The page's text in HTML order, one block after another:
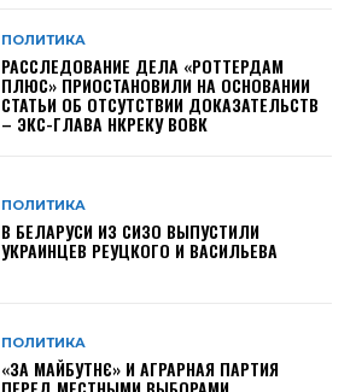
ПОЛИТИКА
РАССЛЕДОВАНИЕ ДЕЛА «РОТТЕРДАМ
ПЛЮС» ПРИОСТАНОВИЛИ НА ОСНОВАНИИ
СТАТЬИ ОБ ОТСУТСТВИИ ДОКАЗАТЕЛЬСТВ
– ЭКС-ГЛАВА НКРЕКУ ВОВК
ПОЛИТИКА
В БЕЛАРУСИ ИЗ СИЗО ВЫПУСТИЛИ
УКРАИНЦЕВ РЕУЦКОГО И ВАСИЛЬЕВА
ПОЛИТИКА
«ЗА МАЙБУТНЄ» И АГРАРНАЯ ПАРТИЯ